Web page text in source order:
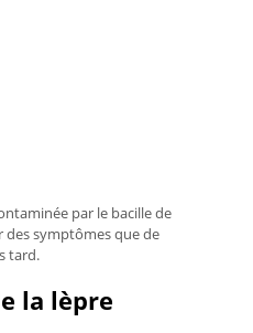
par le bacille de
des symptômes que de
tard.
la lèpre